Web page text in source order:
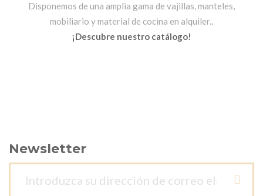
Disponemos de una amplia gama de vajillas, manteles,
mobiliario y material de cocina en alquiler..
¡Descubre nuestro catálogo!
Newsletter